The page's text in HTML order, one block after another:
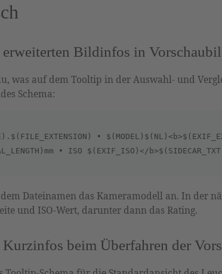
erweiterten Bildinfos in
was auf dem Tooltip in der Auswahl- und
Schema:
•
• ISO $(EXIF_ISO)</
Dateinamen das Kameramodell an. In der
und ISO-Wert, darunter dann das Rating.
Kurzinfos beim Überfahren der